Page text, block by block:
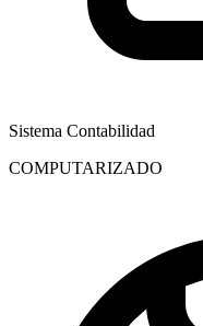
Sistema Contabilidad
COMPUTARIZADO